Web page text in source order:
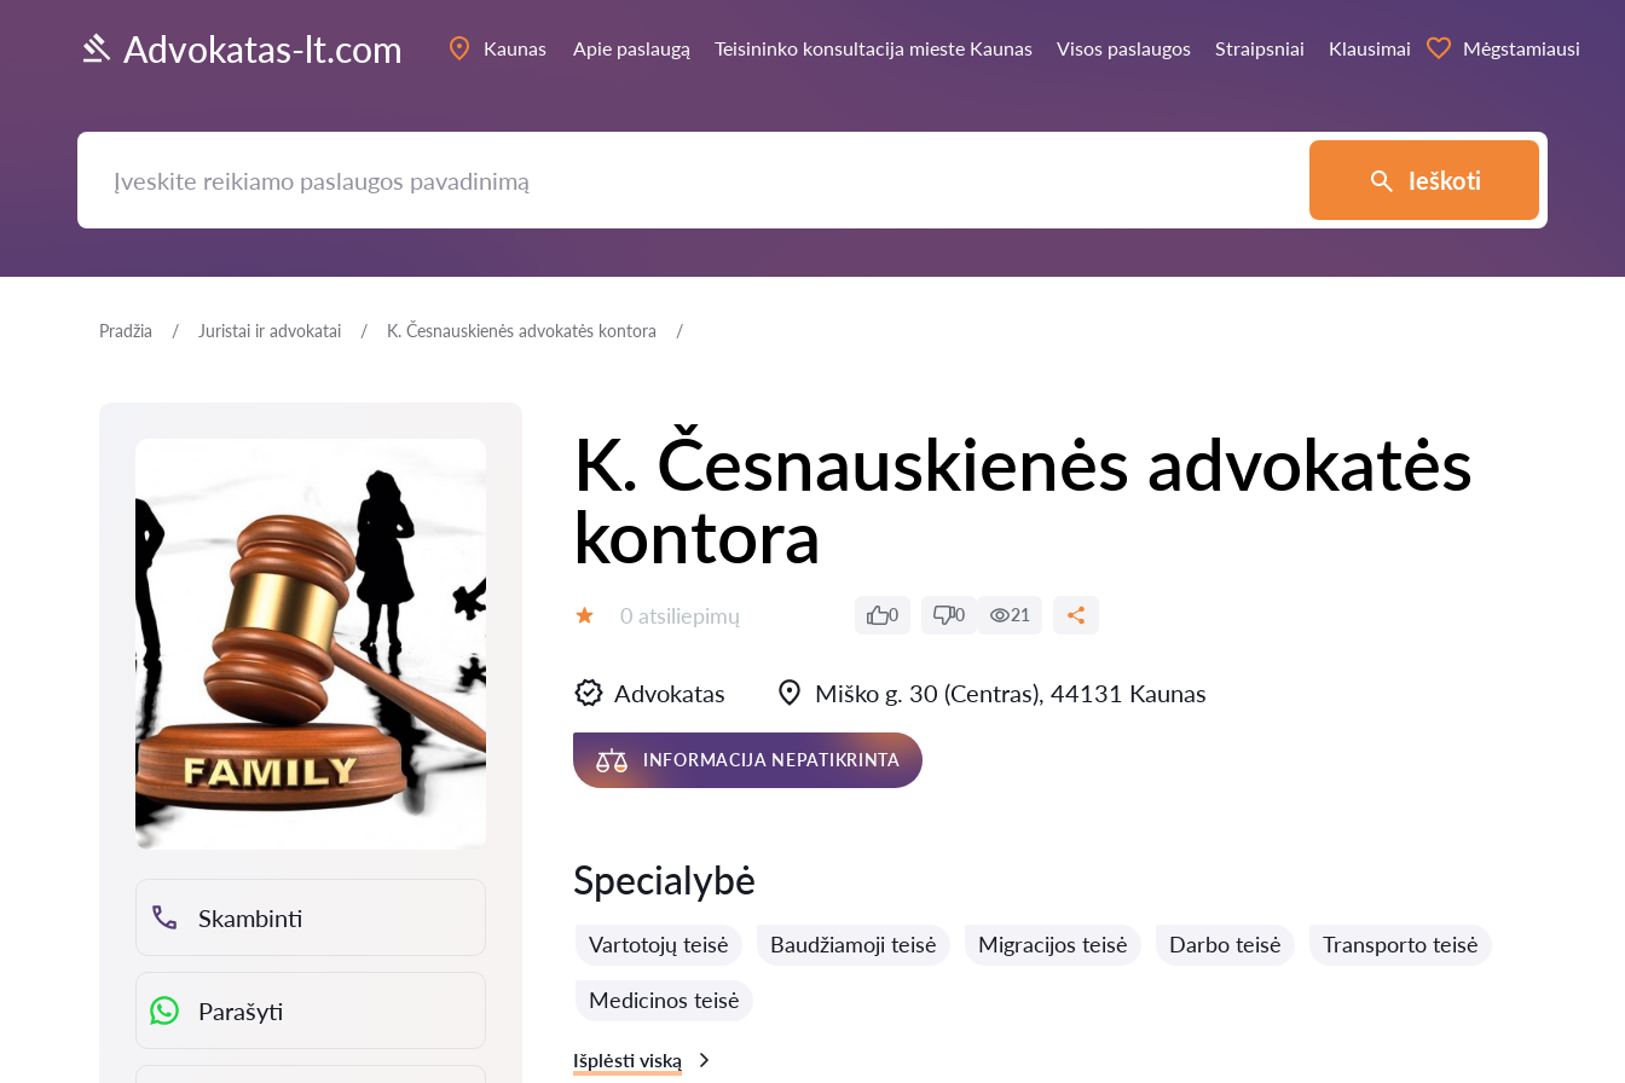
Advokatas-lt.com Kaunas Apie paslaugą Teisininko konsultacija mieste Kaunas Visos paslaugos Straipsniai Klausimai Mėgstamiausi
Ieškoti
Pradžia Juristai ir advokatai K. Česnauskienės advokatės kontora
Skambinti
Parašyti
K. Česnauskienės advokatės
kontora
Atsiliepimų:
0 atsiliepimų 0 0 21
Advokatas Miško g. 30 (Centras), 44131 Kaunas
INFORMACIJA NEPATIKRINTA
Specialybė
Vartotojų teisė Baudžiamoji teisė Migracijos teisė Darbo teisė Transporto teisė
Medicinos teisė
Išplėsti viską